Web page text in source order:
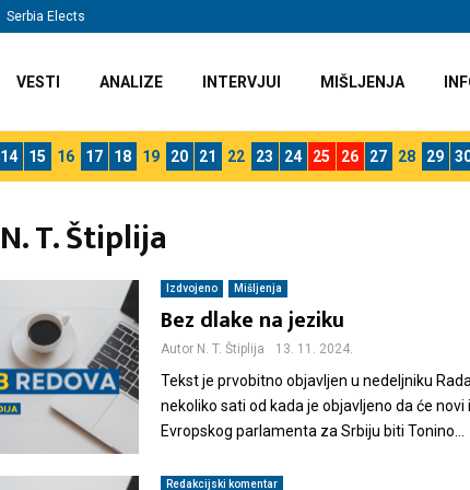
Serbia Elects
VESTI ANALIZE INTERVJUI MIŠLJENJA
14 15 16 17 18 19 20 21 22 23 24 25 26 27 28 29
N. T. Štiplija
Izdvojeno Mišljenja
Bez dlake na jeziku
Autor N. T. Štiplija 13. 11. 2024.
Tekst je prvobitno objavljen u nedeljniku
nekoliko sati od kada je objavljeno da će novi
Evropskog parlamenta za Srbiju biti Tonino...
Redakcijski komentar